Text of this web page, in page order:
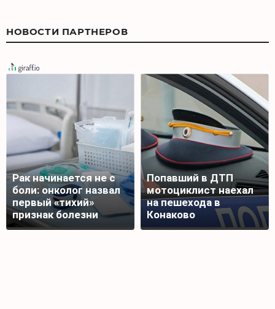
НОВОСТИ ПАРТНЕРОВ
Рак начинается не с
боли: онколог назвал
первый «тихий»
признак болезни
Попавший в ДТП
мотоциклист наехал
на пешехода в
Конаково